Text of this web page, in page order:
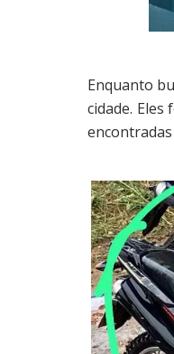
Enquanto
cidade.